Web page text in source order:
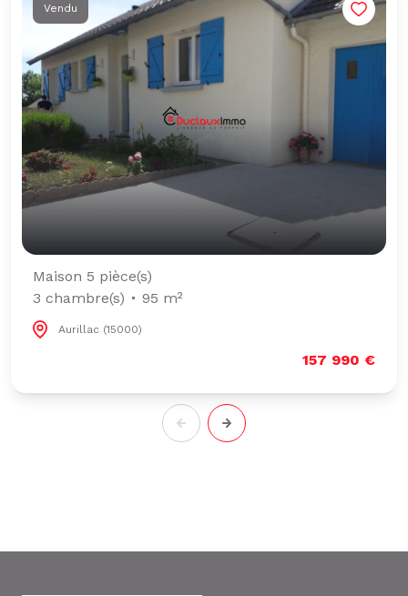
Vendu
Maison 5 pièce(s)
3 chambre(s)
95 m²
Aurillac (15000)
157 990 €